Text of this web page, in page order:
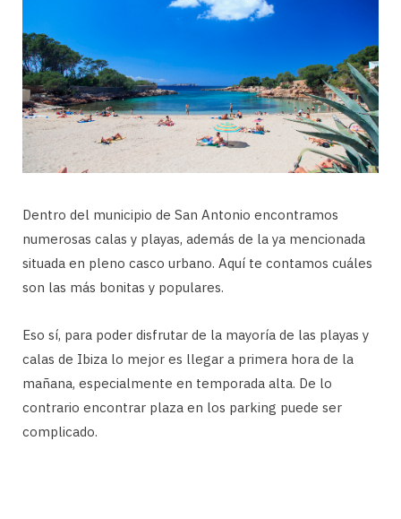
Dentro del municipio de San Antonio encontramos
numerosas calas y playas, además de la ya mencionada
situada en pleno casco urbano. Aquí te contamos cuáles
son las más bonitas y populares.
Eso sí, para poder disfrutar de la mayoría de las playas y
calas de Ibiza lo mejor es llegar a primera hora de la
mañana, especialmente en temporada alta. De lo
contrario encontrar plaza en los parking puede ser
complicado.